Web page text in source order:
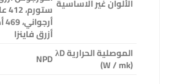
الألوان غير الاساسية
أزرق فاينزا
الموصلية الحراريةλD
(W / mk)
NPD